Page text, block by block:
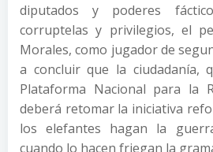
diputados y poderes
corruptelas y privilegios, el
Morales, como jugador de
a concluir que la ciudadanía,
Plataforma Nacional para la
deberá retomar la iniciativa
los elefantes hagan la
cuando lo hacen friegan la